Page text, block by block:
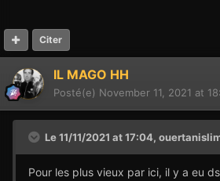
Citer
IL MAGO HH
Posté(e) November 11, 2021 at
Le 11/11/2021 at 17:04,
Pour les plus vieux par ici, il y a eu